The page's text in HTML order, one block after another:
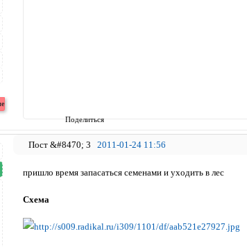
Поделиться
3 2011-01-24 11:56
пришло время запасаться семенами и уходить в лес
Схема